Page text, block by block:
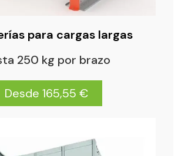
para cargas largas
250 kg por brazo
Desde 165,55 €